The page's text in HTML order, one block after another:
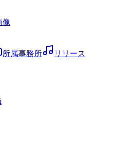
像
所属事務所 リリース